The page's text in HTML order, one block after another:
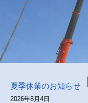
夏季休業のお知らせ
2026年8月4日